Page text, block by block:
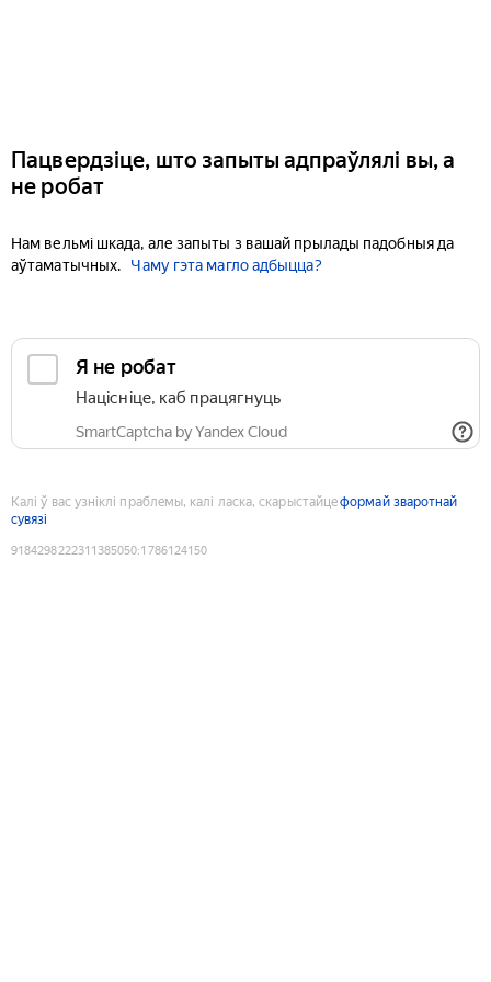
Пацвердзіце, што запыты адпраўлялі вы, а
не робат
Нам вельмі шкада, але запыты з вашай прылады падобныя да
аўтаматычных.
Чаму гэта магло адбыцца?
Я не робат
Націсніце, каб працягнуць
SmartCaptcha by Yandex Cloud
Калі ў вас узніклі праблемы, калі ласка, скарыстайцеформай зваротнай
сувязі
9184298222311385050:1786124150